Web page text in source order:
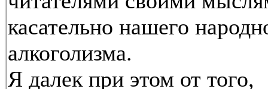
касательно нашего
алкоголизма.
Я далек при этом от того,